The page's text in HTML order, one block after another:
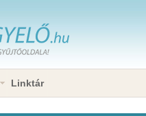
Linktár